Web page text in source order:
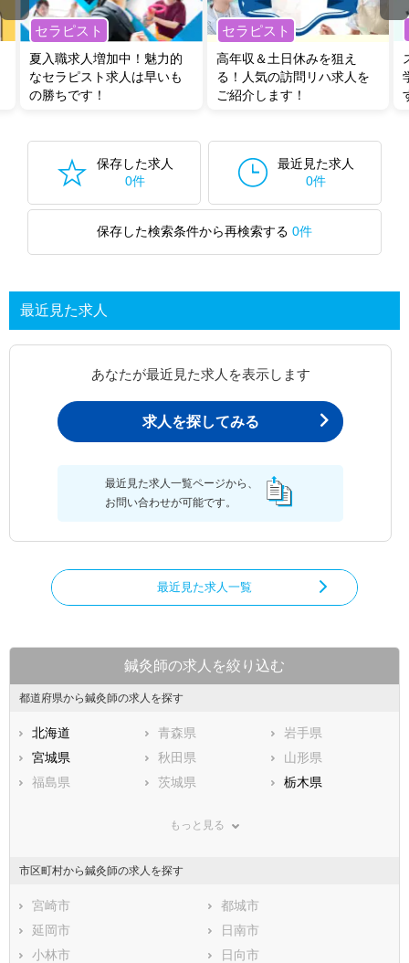
セラピスト
夏入職求人増加中！魅力的
なセラピスト求人は早いも
の勝ちです！
セラピスト
高年収＆土日休みを狙え
る！人気の訪問リハ求人を
ご紹介します！
保存した求人
0件
最近見た求人
0件
保存した検索条件から再検索する 0件
最近見た求人
あなたが最近見た求人を表示します
求人を探してみる
最近見た求人一覧ページから、
お問い合わせが可能です。
最近見た求人一覧
鍼灸師の求人を絞り込む
都道府県から鍼灸師の求人を探す
北海道 青森県
岩手県
宮城県
秋田県
山形県
福島県
茨城県
栃木県
神奈川県
石川県
福井県
静岡県
滋賀県
兵庫県
もっと見る
市区町村から鍼灸師の求人を探す
宮崎市
都城市
延岡市
日南市
小林市
日向市